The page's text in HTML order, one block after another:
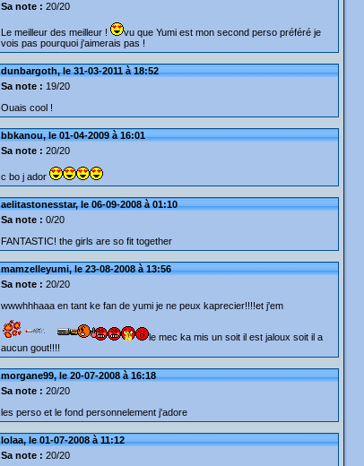
Sa note : 20/20
Le meilleur des meilleur !
vu que Yumi est mon second perso préféré je
vois pas pourquoi j'aimerais pas !
dunbargoth, le 31-03-2011 à 18:52
Sa note : 19/20
Ouais cool !
bbkanou, le 01-04-2009 à 16:01
Sa note : 20/20
c bo j ador
aelitastonesstar, le 06-09-2008 à 01:10
Sa note : 0/20
FANTASTIC! the girls are so fit together
mamzelleyumi, le 23-08-2008 à 13:56
Sa note : 20/20
wwwhhhaaa en tant ke fan de yumi je ne peux kaprecier!!!!et j'em
le mec ka mis un soit il est jaloux soit il a
aucun gout!!!!
morgane99, le 20-07-2008 à 16:18
Sa note : 20/20
les perso et le fond personnelement j'adore
lolaa, le 01-07-2008 à 11:12
Sa note : 20/20